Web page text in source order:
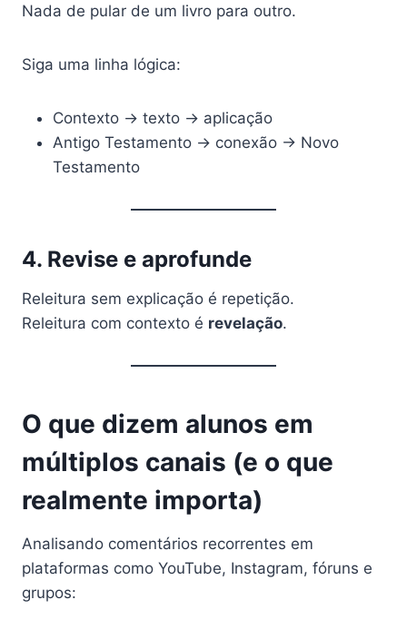
Nada de pular de um livro para outro.
Siga uma linha lógica:
Contexto → texto → aplicação
Antigo Testamento → conexão → Novo
Testamento
4. Revise e aprofunde
Releitura sem explicação é repetição.
Releitura com contexto é revelação.
O que dizem alunos em
múltiplos canais (e o que
realmente importa)
Analisando comentários recorrentes em
plataformas como YouTube, Instagram, fóruns e
grupos: